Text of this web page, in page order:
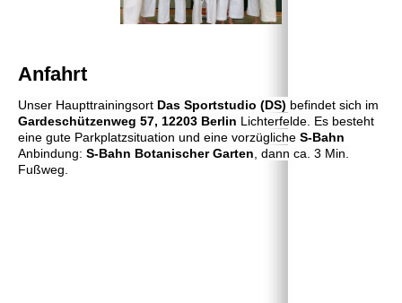
Anfahrt
Unser Haupttrainingsort Das Sportstudio (DS) befindet sich im
Gardeschützenweg 57, 12203 Berlin Lichterfelde. Es besteht
eine gute Parkplatzsituation und eine vorzügliche S-Bahn
Anbindung: S-Bahn Botanischer Garten , dann ca. 3 Min.
Fußweg.